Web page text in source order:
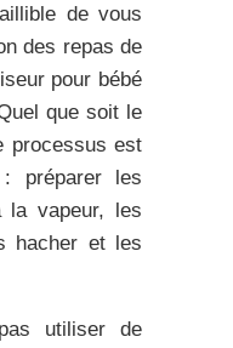
de vous
des repas de
pour bébé
que soit le
processus est
préparer les
la vapeur, les
hacher et les
utiliser de